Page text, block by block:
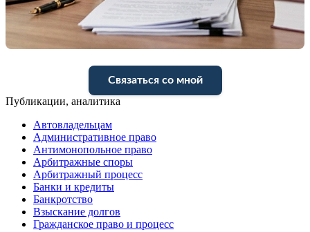
Связаться со мной
Публикации, аналитика
Автовладельцам
Административное право
Антимонопольное право
Арбитражные споры
Арбитражный процесс
Банки и кредиты
Банкротство
Взыскание долгов
Гражданское право и процесс